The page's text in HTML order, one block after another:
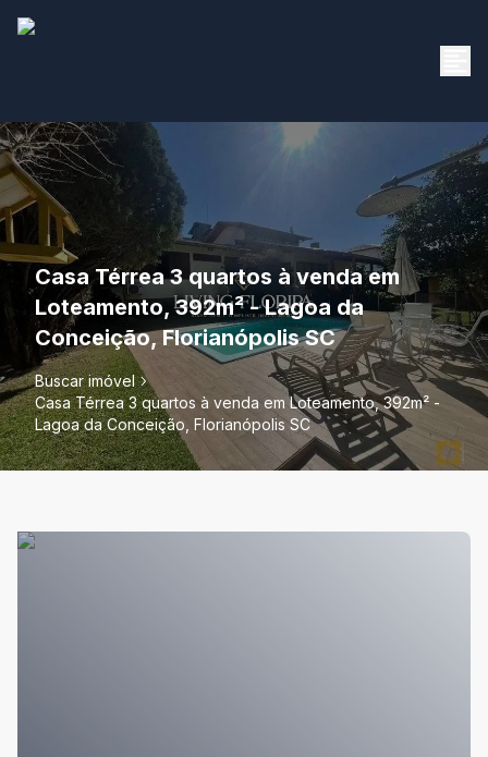
Casa Térrea 3 quartos à venda em
Loteamento, 392m² - Lagoa da
Conceição, Florianópolis SC
Buscar imóvel
Casa Térrea 3 quartos à venda em Loteamento, 392m² -
Lagoa da Conceição, Florianópolis SC